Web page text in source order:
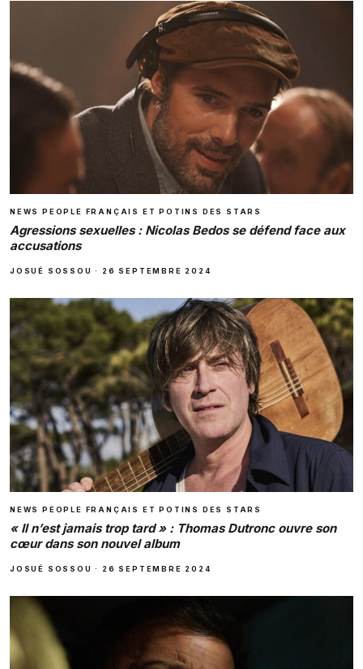
NEWS PEOPLE FRANÇAIS ET POTINS DES STARS
Agressions sexuelles : Nicolas Bedos se défend face aux
accusations
JOSUÉ SOSSOU · 26 SEPTEMBRE 2024
NEWS PEOPLE FRANÇAIS ET POTINS DES STARS
« Il n’est jamais trop tard » : Thomas Dutronc ouvre son
cœur dans son nouvel album
JOSUÉ SOSSOU · 26 SEPTEMBRE 2024